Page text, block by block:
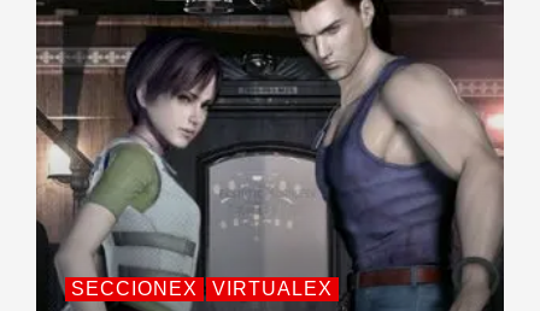
SECCIONEX VIRTUALEX